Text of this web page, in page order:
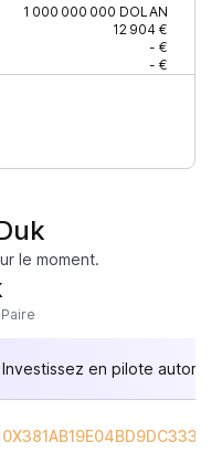
1 000 000 000 DOLAN
12 904 €
- €
- €
le moment.
Paire
Investissez en pilote